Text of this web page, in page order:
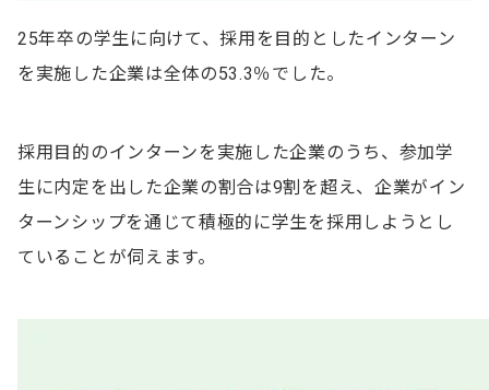
25年卒の学生に向けて、採用を目的としたインターン
を実施した企業は全体の53.3％でした。
採用目的のインターンを実施した企業のうち、参加学
生に内定を出した企業の割合は9割を超え、企業がイン
ターンシップを通じて積極的に学生を採用しようとし
ていることが伺えます。